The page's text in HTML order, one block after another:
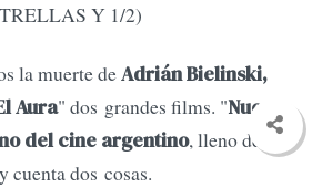
Y 1/2)
la muerte deAdrián Bielinski,
Aura" dos grandes films. "Nueve
del cine argentino, lleno de
cuenta dos cosas.